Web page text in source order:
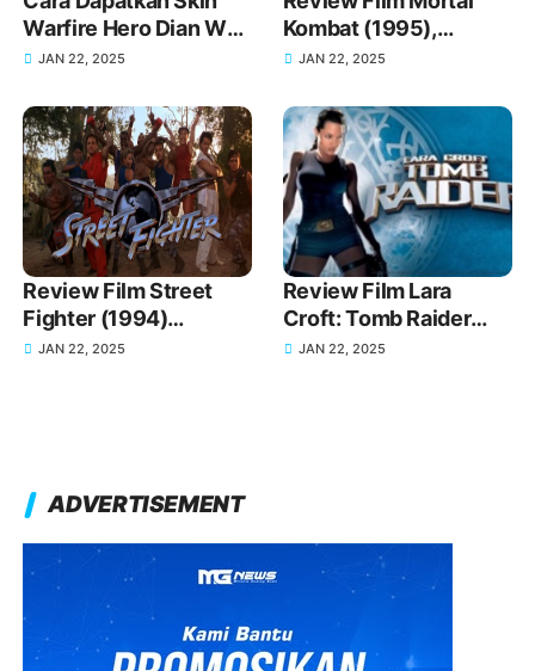
Warfire Hero Dian Wei
di Honor of Kings
JAN 22, 2025
Kombat (1995),
Sinopsis Jalan Cerita
JAN 22, 2025
Review Film Street
Fighter (1994)
Sinopsis dan Jalan
JAN 22, 2025
Review Film Lara
Croft: Tomb Raider
(2001), Sinopsis Jalan
JAN 22, 2025
ADVERTISEMENT